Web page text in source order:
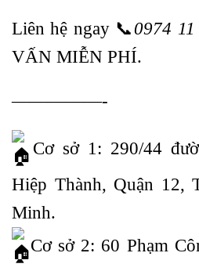
Liên hệ ngay 📞0974
VẤN MIỄN PHÍ.
—————-
Cơ sở 1: 290/44
Hiệp Thành, Quận 12,
Minh.
Cơ sở 2: 60 Phạm